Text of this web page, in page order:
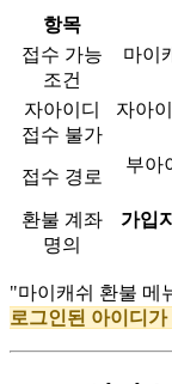
항목
접수 가능
조건
마이
자아이디
접수 불가
자아
접수 경로
부아
환불 계좌
명의
가입
"마이캐쉬 환불 메
로그인된 아이디